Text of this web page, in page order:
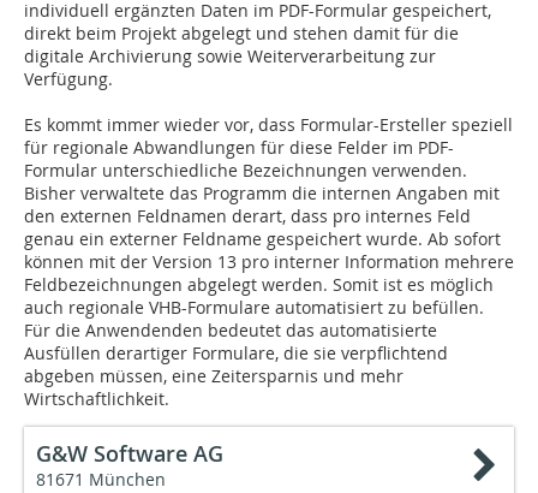
individuell ergänzten Daten im PDF-Formular gespeichert,
direkt beim Projekt abgelegt und stehen damit für die
digitale Archivierung sowie Weiterverarbeitung zur
Verfügung.
Es kommt immer wieder vor, dass Formular-Ersteller speziell
für regionale Abwandlungen für diese Felder im PDF-
Formular unterschiedliche Bezeichnungen verwenden.
Bisher verwaltete das Programm die internen Angaben mit
den externen Feldnamen derart, dass pro internes Feld
genau ein externer Feldname gespeichert wurde. Ab sofort
können mit der Version 13 pro interner Information mehrere
Feldbezeichnungen abgelegt werden. Somit ist es möglich
auch regionale VHB-Formulare automatisiert zu befüllen.
Für die Anwendenden bedeutet das automatisierte
Ausfüllen derartiger Formulare, die sie verpflichtend
abgeben müssen, eine Zeitersparnis und mehr
Wirtschaftlichkeit.
G&W Software AG
81671 München